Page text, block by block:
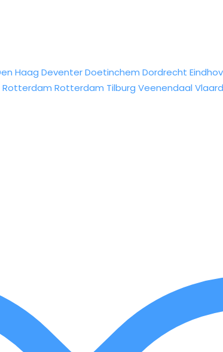
Haag DeventerDoetinchem Dordrecht
Rotterdam Rotterdam Tilburg Veenendaal